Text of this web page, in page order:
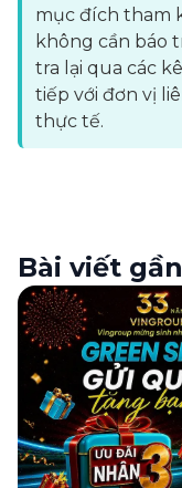
mục đích tham
không cần báo
tra lại qua các
tiếp với đơn vị
thực tế.
Bài viết